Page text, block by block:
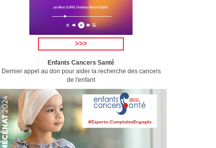
>>>
Enfants Cancers Santé
Dernier appel au don pour aider la recherche des cancers
de l'enfant